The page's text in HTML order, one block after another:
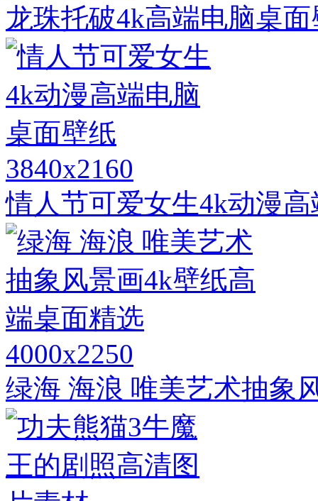
龙珠托破4k高端电脑桌面
3840x2160
情人节可爱女生4k动漫
4000x2250
绿海 海浪 唯美艺术抽象